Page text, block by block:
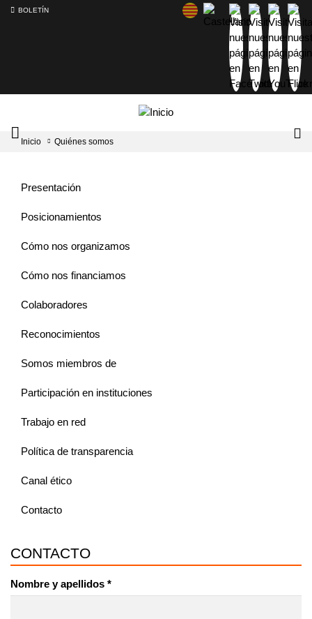
BOLETÍN
Intercambiador
del
Inicio Quiénes somos
Presentación
Posicionamientos
Cómo nos organizamos
Cómo nos financiamos
Colaboradores
Reconocimientos
Somos miembros de
Participación en instituciones
Trabajo en red
Política de transparencia
Canal ético
Contacto
CONTACTO
Nombre y apellidos *